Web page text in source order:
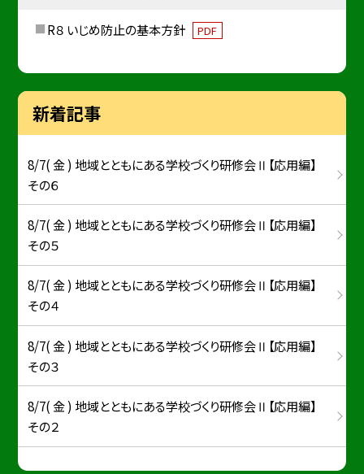
R８ いじめ防止の基本方針 PDF
新着記事
8/7( 金 ) 地域とともにある学校づくり研修会Ⅱ【応用編】
その６
8/7( 金 ) 地域とともにある学校づくり研修会Ⅱ【応用編】
その５
8/7( 金 ) 地域とともにある学校づくり研修会Ⅱ【応用編】
その４
8/7( 金 ) 地域とともにある学校づくり研修会Ⅱ【応用編】
その３
8/7( 金 ) 地域とともにある学校づくり研修会Ⅱ【応用編】
その２